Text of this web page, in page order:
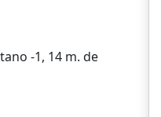
-1, 14 m. de